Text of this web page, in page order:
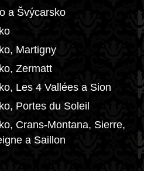
a Švýcarsko
Martigny
Zermatt
Les 4 Vallées a Sion
Portes du Soleil
Crans-Montana, Sierre,
a Saillon